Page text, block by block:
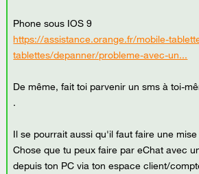
Phone sous IOS 9
https://assistance.orange.fr/mobile-
tablettes/depanner/probleme-avec-un...
De même, fait toi parvenir un sms à toi-
.
Il se pourrait aussi qu'il faut faire une
Chose que tu peux faire par eChat avec
depuis ton PC via ton espace client/